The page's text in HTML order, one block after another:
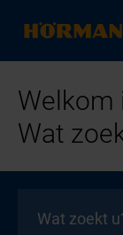
Welkom
Wat